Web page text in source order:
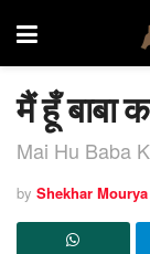
मैं हूँ बाबा
Mai Hu Baba
by Shekhar Mourya